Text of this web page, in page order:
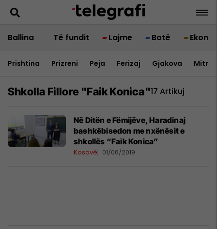
Ballina Të fundit Lajme Botë
Prishtina Prizreni Peja Ferizaj Gjakova
Shkolla Fillore "faik Konica"17 Artikuj
Në Ditën e Fëmijëve, Haradinaj
bashkëbisedon me nxënësit e
shkollës “Faik Konica”
Kosovë 01/06/2019